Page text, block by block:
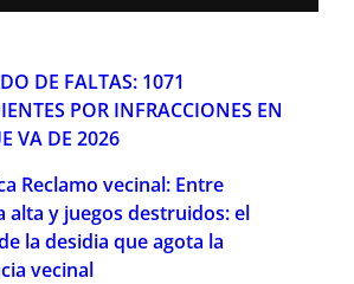
DE FALTAS: 1071
POR INFRACCIONES EN
VA DE 2026
Reclamo vecinal: Entre
alta y juegos destruidos: el
la desidia que agota la
vecinal